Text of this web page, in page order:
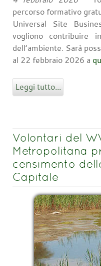
percorso formativo
Universal Site
vogliono contribuire
dell’ambiente. Sarà
al 22 febbraio 2026 a
Leggi tutto...
Volontari del
Metropolitana
censimento
Capitale